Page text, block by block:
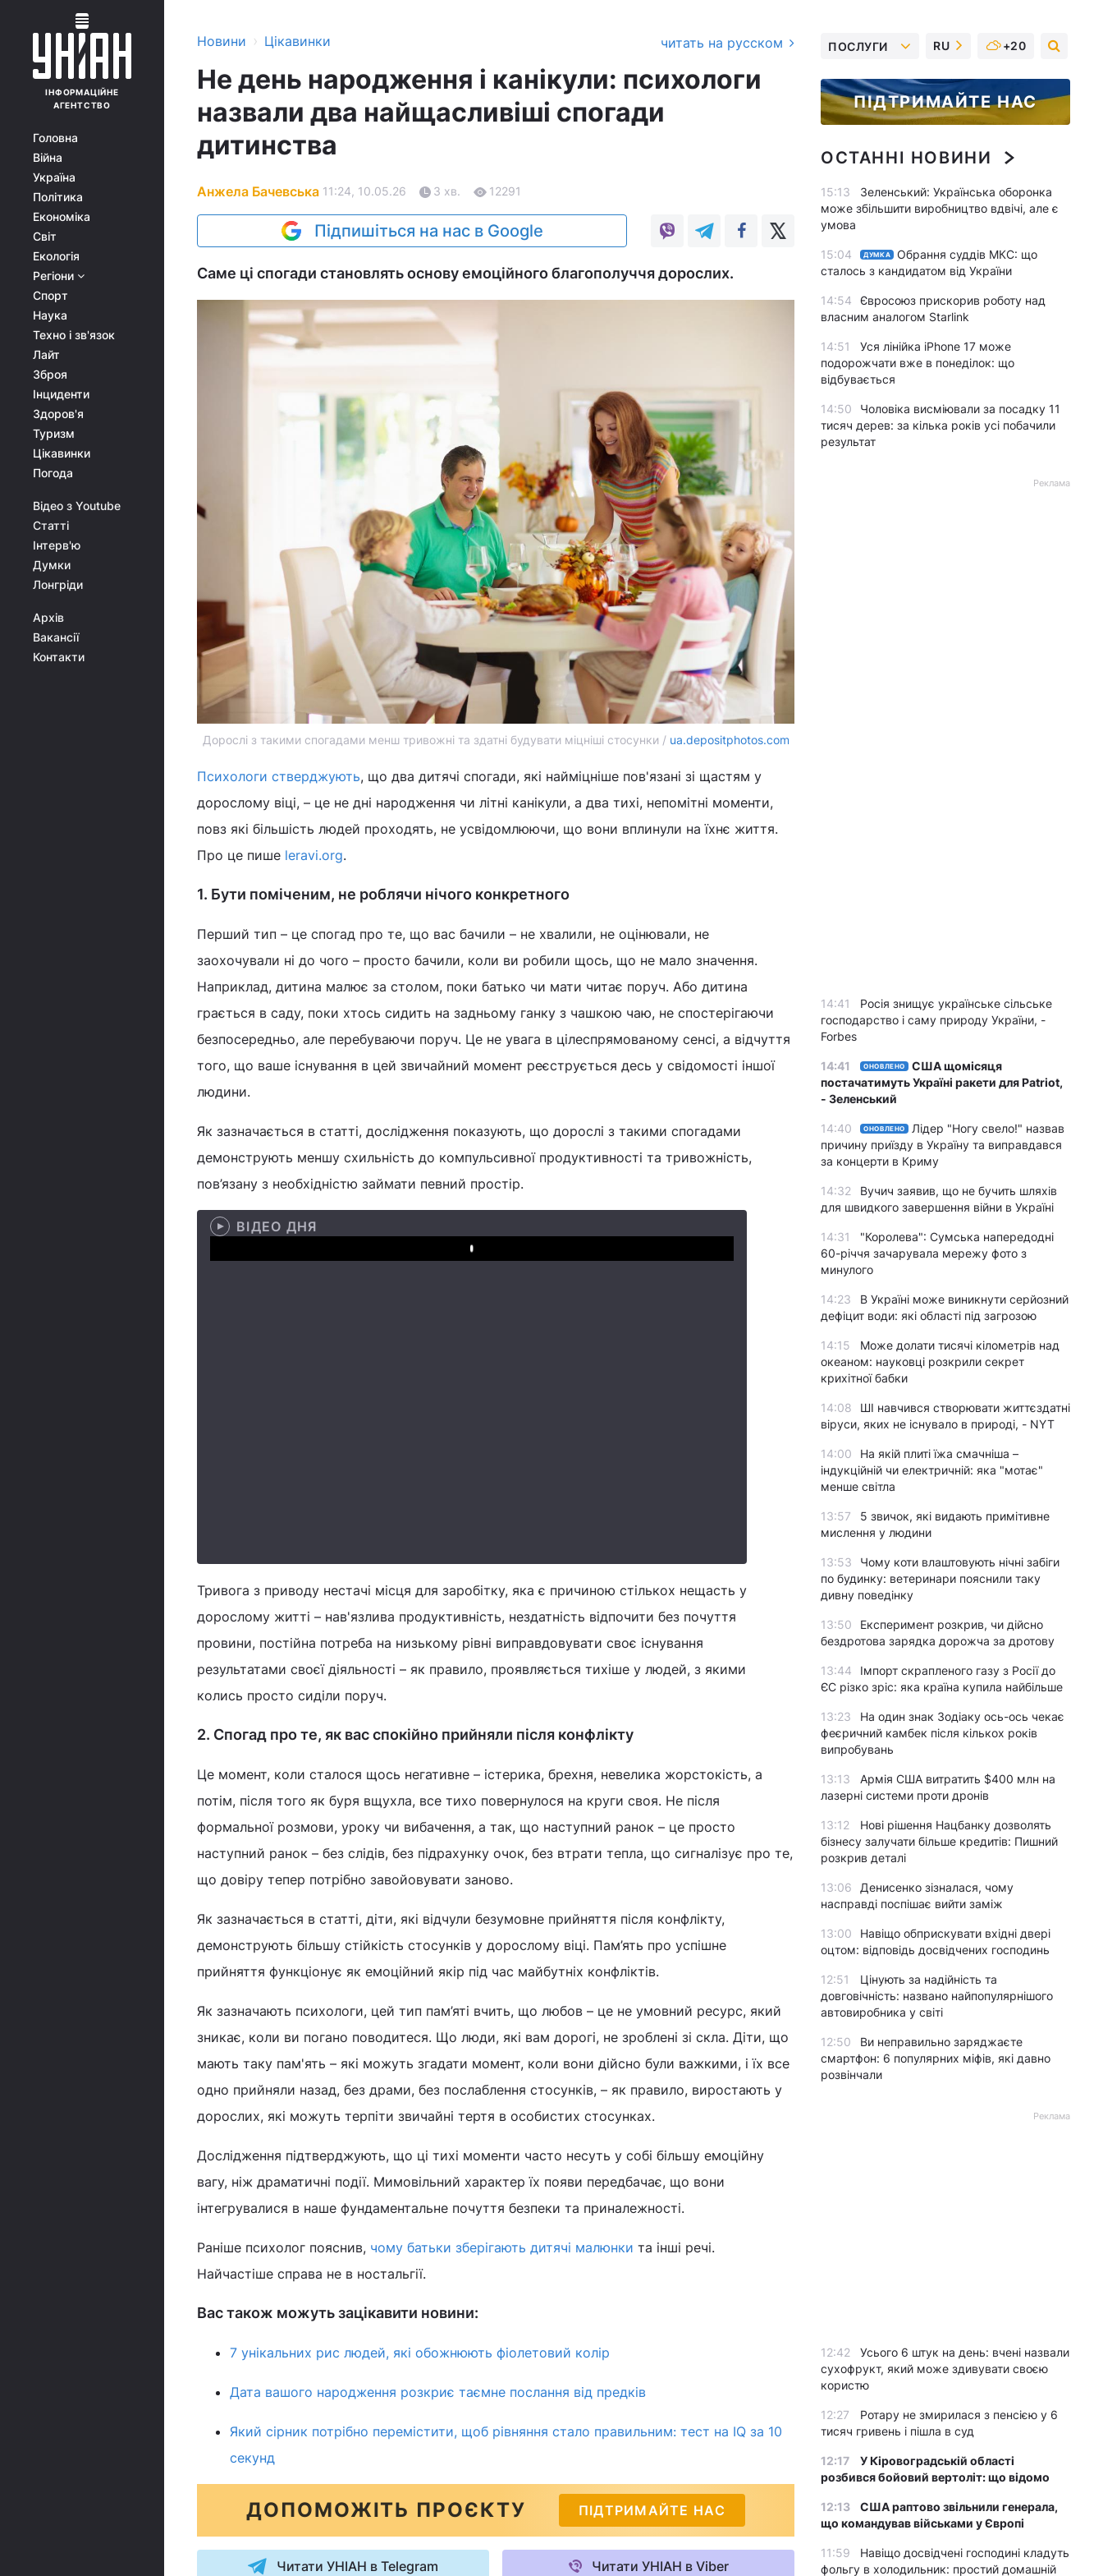
ІНФОРМАЦІЙНЕ
АГЕНТСТВО
Головна
Війна
Україна
Політика
Економіка
Світ
Екологія
Регіони
Спорт
Наука
Техно і зв'язок
Лайт
Зброя
Інциденти
Здоров'я
Туризм
Цікавинки
Погода
Відео з Youtube
Статті
Інтерв'ю
Думки
Лонгріди
Архів
Вакансії
Контакти
Новини › Цікавинки читать на русском
Не день народження і канікули: психологи
назвали два найщасливіші спогади
дитинства
Анжела Бачевська 11:24, 10.05.26 3 хв. 12291
Підпишіться на нас в Google
Саме ці спогади становлять основу емоційного благополуччя дорослих.
Дорослі з такими спогадами менш тривожні та здатні будувати міцніші стосунки / ua.depositphotos.com
Психологи стверджують, що два дитячі спогади, які найміцніше пов'язані зі щастям у
дорослому віці, – це не дні народження чи літні канікули, а два тихі, непомітні моменти,
повз які більшість людей проходять, не усвідомлюючи, що вони вплинули на їхнє життя.
Про це пише leravi.org.
1. Бути поміченим, не роблячи нічого конкретного
Перший тип – це спогад про те, що вас бачили – не хвалили, не оцінювали, не
заохочували ні до чого – просто бачили, коли ви робили щось, що не мало значення.
Наприклад, дитина малює за столом, поки батько чи мати читає поруч. Або дитина
грається в саду, поки хтось сидить на задньому ганку з чашкою чаю, не спостерігаючи
безпосередньо, але перебуваючи поруч. Це не увага в цілеспрямованому сенсі, а відчуття
того, що ваше існування в цей звичайний момент реєструється десь у свідомості іншої
людини.
Як зазначається в статті, дослідження показують, що дорослі з такими спогадами
демонструють меншу схильність до компульсивної продуктивності та тривожність,
пов’язану з необхідністю займати певний простір.
ВІДЕО ДНЯ
Play
Тривога з приводу нестачі місця для заробітку, яка є причиною стількох нещасть у
дорослому житті – нав'язлива продуктивність, нездатність відпочити без почуття
провини, постійна потреба на низькому рівні виправдовувати своє існування
результатами своєї діяльності – як правило, проявляється тихіше у людей, з якими
колись просто сиділи поруч.
2. Спогад про те, як вас спокійно прийняли після конфлікту
Це момент, коли сталося щось негативне – істерика, брехня, невелика жорстокість, а
потім, після того як буря вщухла, все тихо повернулося на круги своя. Не після
формальної розмови, уроку чи вибачення, а так, що наступний ранок – це просто
наступний ранок – без слідів, без підрахунку очок, без втрати тепла, що сигналізує про те,
що довіру тепер потрібно завойовувати заново.
Як зазначається в статті, діти, які відчули безумовне прийняття після конфлікту,
демонструють більшу стійкість стосунків у дорослому віці. Пам’ять про успішне
прийняття функціонує як емоційний якір під час майбутніх конфліктів.
Як зазначають психологи, цей тип пам’яті вчить, що любов – це не умовний ресурс, який
зникає, коли ви погано поводитеся. Що люди, які вам дорогі, не зроблені зі скла. Діти, що
мають таку пам'ять – які можуть згадати момент, коли вони дійсно були важкими, і їх все
одно прийняли назад, без драми, без послаблення стосунків, – як правило, виростають у
дорослих, які можуть терпіти звичайні тертя в особистих стосунках.
Дослідження підтверджують, що ці тихі моменти часто несуть у собі більшу емоційну
вагу, ніж драматичні події. Мимовільний характер їх появи передбачає, що вони
інтегрувалися в наше фундаментальне почуття безпеки та приналежності.
Раніше психолог пояснив, чому батьки зберігають дитячі малюнки та інші речі.
Найчастіше справа не в ностальгії.
Вас також можуть зацікавити новини:
7 унікальних рис людей, які обожнюють фіолетовий колір
Дата вашого народження розкриє таємне послання від предків
Який сірник потрібно перемістити, щоб рівняння стало правильним: тест на IQ за 10
секунд
ДОПОМОЖІТЬ ПРОЄКТУ ПІДТРИМАЙТЕ НАС
Читати УНІАН в Telegram Читати УНІАН в Viber
ПОСЛУГИ RU +20
ПІДТРИМАЙТЕ НАС
ОСТАННІ НОВИНИ
15:13
Зеленський: Українська оборонка
може збільшити виробництво вдвічі, але є
умова
15:04 ДУМКА
Обрання суддів МКС: що
сталось з кандидатом від України
14:54
Євросоюз прискорив роботу над
власним аналогом Starlink
14:51
Уся лінійка iPhone 17 може
подорожчати вже в понеділок: що
відбувається
14:50
Чоловіка висміювали за посадку 11
тисяч дерев: за кілька років усі побачили
результат
Реклама
14:41
Росія знищує українське сільське
господарство і саму природу України, -
Forbes
14:41 ОНОВЛЕНО
США щомісяця
постачатимуть Україні ракети для Patriot,
- Зеленський
14:40 ОНОВЛЕНО
Лідер "Ногу свело!" назвав
причину приїзду в Україну та виправдався
за концерти в Криму
14:32
Вучич заявив, що не бучить шляхів
для швидкого завершення війни в Україні
14:31
"Королева": Сумська напередодні
60-річчя зачарувала мережу фото з
минулого
14:23
В Україні може виникнути серйозний
дефіцит води: які області під загрозою
14:15
Може долати тисячі кілометрів над
океаном: науковці розкрили секрет
крихітної бабки
14:08
ШІ навчився створювати життєздатні
віруси, яких не існувало в природі, - NYT
14:00
На якій плиті їжа смачніша –
індукційній чи електричній: яка "мотає"
менше світла
13:57
5 звичок, які видають примітивне
мислення у людини
13:53
Чому коти влаштовують нічні забіги
по будинку: ветеринари пояснили таку
дивну поведінку
13:50
Експеримент розкрив, чи дійсно
бездротова зарядка дорожча за дротову
13:44
Імпорт скрапленого газу з Росії до
ЄС різко зріс: яка країна купила найбільше
13:23
На один знак Зодіаку ось-ось чекає
феєричний камбек після кількох років
випробувань
13:13
Армія США витратить $400 млн на
лазерні системи проти дронів
13:12
Нові рішення Нацбанку дозволять
бізнесу залучати більше кредитів: Пишний
розкрив деталі
13:06
Денисенко зізналася, чому
насправді поспішає вийти заміж
13:00
Навіщо обприскувати вхідні двері
оцтом: відповідь досвідчених господинь
12:51
Цінують за надійність та
довговічність: названо найпопулярнішого
автовиробника у світі
12:50
Ви неправильно заряджаєте
смартфон: 6 популярних міфів, які давно
розвінчали
Реклама
12:42
Усього 6 штук на день: вчені назвали
сухофрукт, який може здивувати своєю
користю
12:27
Ротару не змирилася з пенсією у 6
тисяч гривень і пішла в суд
12:17
У Кіровоградській області
розбився бойовий вертоліт: що відомо
12:13
США раптово звільнили генерала,
що командував військами у Європі
11:59
Навіщо досвідчені господині кладуть
фольгу в холодильник: простий домашній